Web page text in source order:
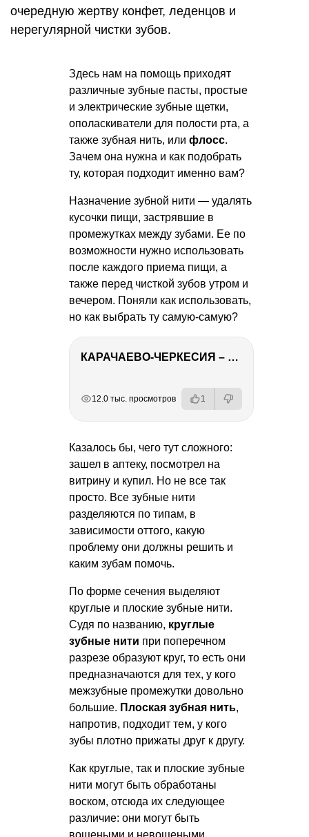
очередную жертву конфет, леденцов и
нерегулярной чистки зубов.
Здесь нам на помощь приходят
различные зубные пасты, простые
и электрические зубные щетки,
ополаскиватели для полости рта, а
также зубная нить, или флосс.
Зачем она нужна и как подобрать
ту, которая подходит именно вам?
Назначение зубной нити — удалять
кусочки пищи, застрявшие в
промежутках между зубами. Ее по
возможности нужно использовать
после каждого приема пищи, а
также перед чисткой зубов утром и
вечером. Поняли как использовать,
но как выбрать ту самую-самую?
КАРАЧАЕВО-ЧЕРКЕСИЯ – ПУТЕШЕСТВИЕ НА КАВКАЗ часть 2
12.0 тыс. просмотров 1
Казалось бы, чего тут сложного:
зашел в аптеку, посмотрел на
витрину и купил. Но не все так
просто. Все зубные нити
разделяются по типам, в
зависимости оттого, какую
проблему они должны решить и
каким зубам помочь.
По форме сечения выделяют
круглые и плоские зубные нити.
Судя по названию, круглые
зубные нити при поперечном
разрезе образуют круг, то есть они
предназначаются для тех, у кого
межзубные промежутки довольно
большие. Плоская зубная нить,
напротив, подходит тем, у кого
зубы плотно прижаты друг к другу.
Как круглые, так и плоские зубные
нити могут быть обработаны
воском, отсюда их следующее
различие: они могут быть
вощеными и невощеными.